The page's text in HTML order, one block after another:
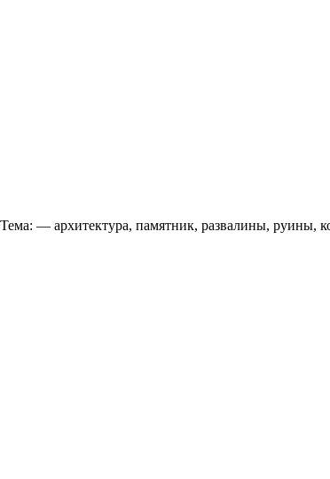
Тема: — архитектура, памятник, развалины,